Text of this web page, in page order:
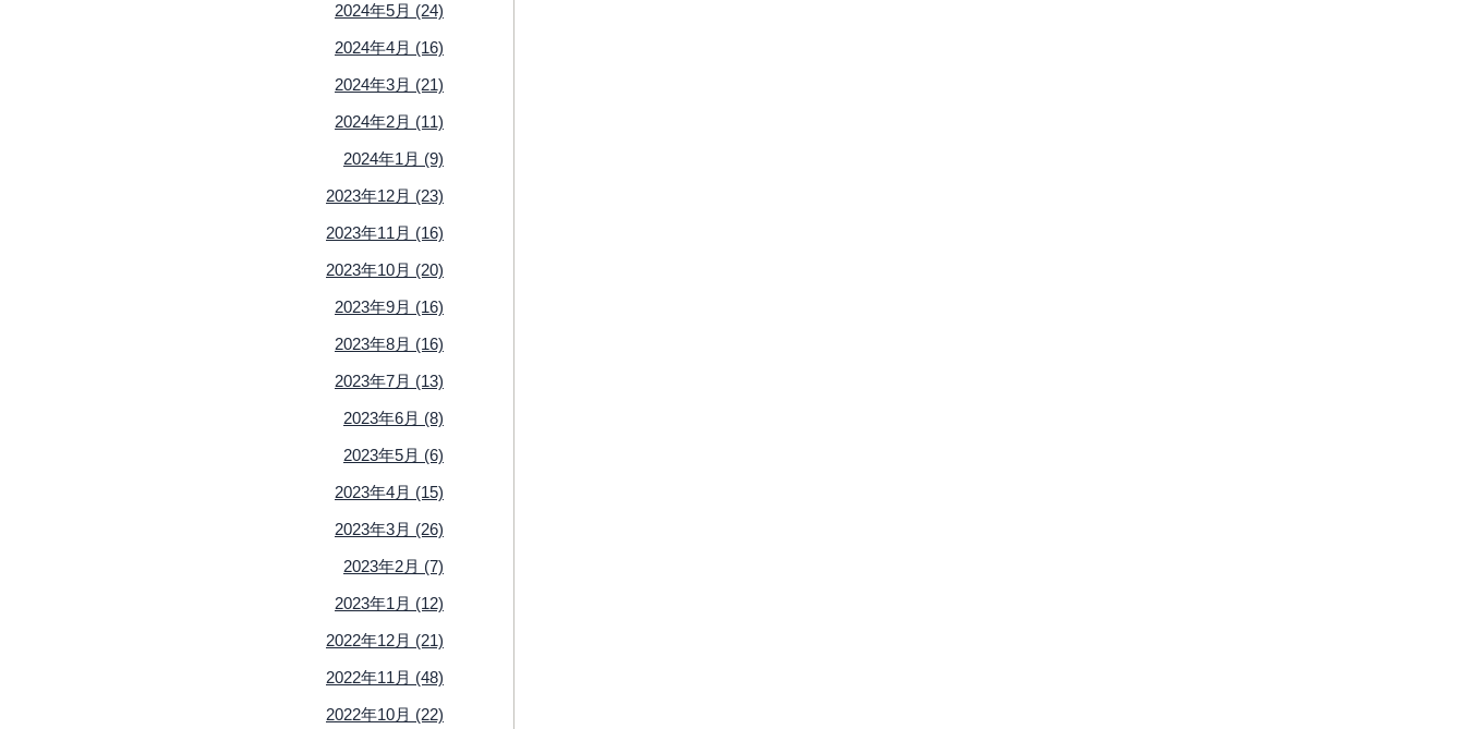
2024年5月 (24)
2024年4月 (16)
2024年3月 (21)
2024年2月 (11)
2024年1月 (9)
2023年12月 (23)
2023年11月 (16)
2023年10月 (20)
2023年9月 (16)
2023年8月 (16)
2023年7月 (13)
2023年6月 (8)
2023年5月 (6)
2023年4月 (15)
2023年3月 (26)
2023年2月 (7)
2023年1月 (12)
2022年12月 (21)
2022年11月 (48)
2022年10月 (22)